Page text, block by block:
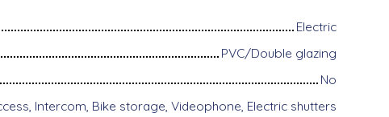
Electric
PVC/Double glazing
No
Intercom, Bike storage, Videophone, Electric shutters